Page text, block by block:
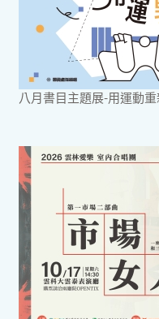
八月書目主題展-用運動